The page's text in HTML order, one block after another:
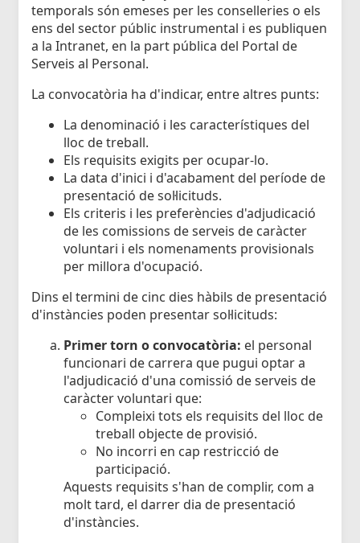
temporals són emeses per les conselleries o els
ens del sector públic instrumental i es publiquen
a la Intranet, en la part pública del Portal de
Serveis al Personal.
La convocatòria ha d'indicar, entre altres punts:
La denominació i les característiques del
lloc de treball.
Els requisits exigits per ocupar-lo.
La data d'inici i d'acabament del període de
presentació de sol·licituds.
Els criteris i les preferències d'adjudicació
de les comissions de serveis de caràcter
voluntari i els nomenaments provisionals
per millora d'ocupació.
Dins el termini de cinc dies hàbils de presentació
d'instàncies poden presentar sol·licituds:
Primer torn o convocatòria: el personal
funcionari de carrera que pugui optar a
l'adjudicació d'una comissió de serveis de
caràcter voluntari que:
Compleixi tots els requisits del lloc de
treball objecte de provisió.
No incorri en cap restricció de
participació.
Aquests requisits s'han de complir, com a
molt tard, el darrer dia de presentació
d'instàncies.